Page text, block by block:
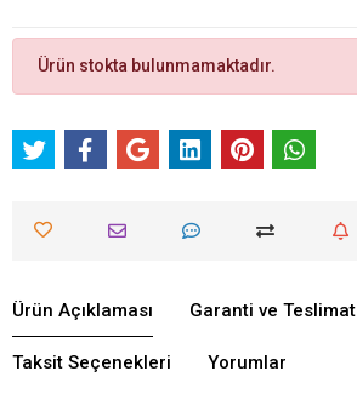
Ürün stokta bulunmamaktadır.
Ürün Açıklaması Garanti ve Teslimat
Taksit Seçenekleri Yorumlar